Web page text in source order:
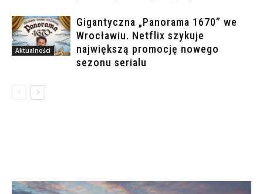
Aktualności
Gigantyczna „Panorama 1670” we
Wrocławiu. Netflix szykuje
największą promocję nowego
sezonu serialu